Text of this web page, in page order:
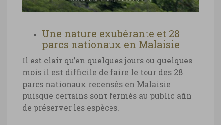
Une nature exubérante et 28
parcs nationaux en Malaisie
Il est clair qu’en quelques jours ou quelques
mois il est difficile de faire le tour des 28
parcs nationaux recensés en Malaisie
puisque certains sont fermés au public afin
de préserver les espèces.